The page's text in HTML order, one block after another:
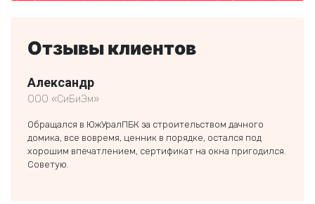
Отзывы клиентов
Александр
ООО «СиБиЭм»
Обращался в ЮжУралПБК за строительством дачного
домика, все вовремя, ценник в порядке, остался под
хорошим впечатлением, сертификат на окна пригодился.
Советую.